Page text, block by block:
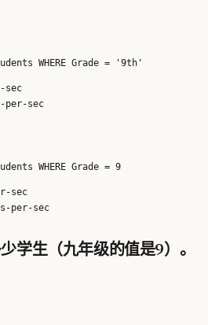
sec
sec
学生（九年级的值是9）。